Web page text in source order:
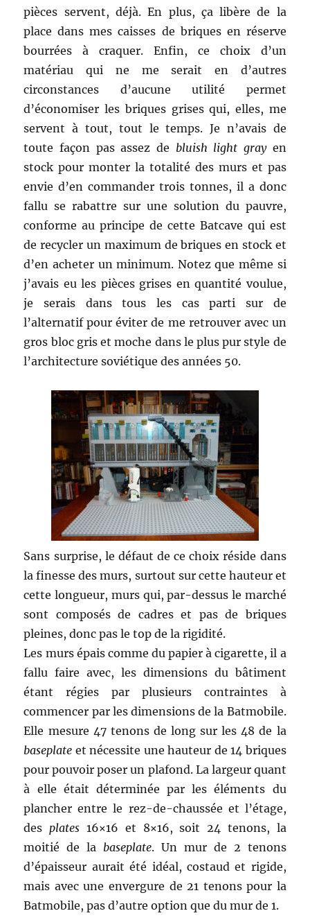
pièces servent, déjà. En plus, ça libère de la
place dans mes caisses de briques en réserve
bourrées à craquer. Enfin, ce choix d’un
matériau qui ne me serait en d’autres
circonstances d’aucune utilité permet
d’économiser les briques grises qui, elles, me
servent à tout, tout le temps. Je n’avais de
toute façon pas assez de bluish light grayen
stock pour monter la totalité des murs et pas
envie d’en commander trois tonnes, il a donc
fallu se rabattre sur une solution du pauvre,
conforme au principe de cette Batcave qui est
de recycler un maximum de briques en stock et
d’en acheter un minimum. Notez que même si
j’avais eu les pièces grises en quantité voulue,
je serais dans tous les cas parti sur de
l’alternatif pour éviter de me retrouver avec un
gros bloc gris et moche dans le plus pur style de
l’architecture soviétique des années 50.
Sans surprise, le défaut de ce choix réside dans
la finesse des murs, surtout sur cette hauteur et
cette longueur, murs qui, par-dessus le marché
sont composés de cadres et pas de briques
pleines, donc pas le top de la rigidité.
Les murs épais comme du papier à cigarette, il a
fallu faire avec, les dimensions du bâtiment
étant régies par plusieurs contraintes à
commencer par les dimensions de la Batmobile.
Elle mesure 47 tenons de long sur les 48 de la
baseplate et nécessite une hauteur de 14 briques
pour pouvoir poser un plafond. La largeur quant
à elle était déterminée par les éléments du
plancher entre le rez-de-chaussée et l’étage,
des plates 16×16 et 8×16, soit 24 tenons, la
moitié de la baseplate. Un mur de 2 tenons
d’épaisseur aurait été idéal, costaud et rigide,
mais avec une envergure de 21 tenons pour la
Batmobile, pas d’autre option que du mur de 1.